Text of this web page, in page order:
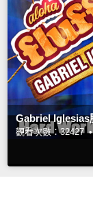
Gabriel Iglesias
觀看次數：32427